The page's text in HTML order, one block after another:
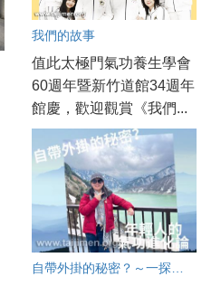
我們的故事
值此太極門氣功養生學會
60週年暨新竹道館34週年
館慶，歡迎觀賞《我們...